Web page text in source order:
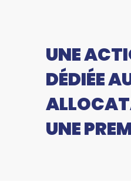
UNE
DÉDIÉE
UNE